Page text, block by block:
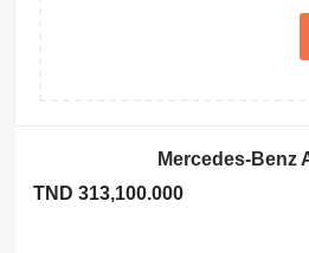
Mercedes-Benz
TND 313,100.000